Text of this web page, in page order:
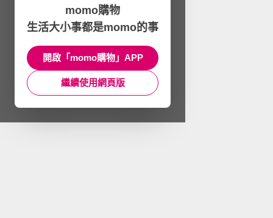
momo購物
生活大小事都是momo的事
開啟「momo購物」APP
繼續使用網頁版